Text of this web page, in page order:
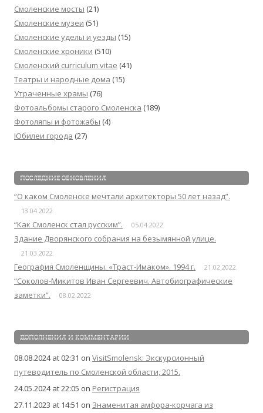
Смоленские мосты (21)
Смоленские музеи (51)
Смоленские уделы и уезды (15)
Смоленские хроники (510)
Смоленский сurriculum vitae (41)
Театры и народные дома (15)
Утраченные храмы (76)
Фотоальбомы старого Смоленска (189)
Фотоляпы и фотожабы (4)
Юбилеи города (27)
ПОСЛЕДНИЕ ОБНОВЛЕНИЯ
“О каком Смоленске мечтали архитекторы 50 лет назад”.
13.04.2022
“Как Смоленск стал русским”. 05.04.2022
Здание Дворянского собрания на безымянной улице.
21.03.2022
География Смоленщины. «Траст-Имаком». 1994 г. 21.02.2022
“Соколов-Микитов Иван Сергеевич. Автобиографические
заметки”.
08.02.2022
ДОПОЛНЕНИЯ И КОММЕНТАРИИ
08.08.2024 at 02:31 on VisitSmolensk: Экскурсионный
путеводитель по Смоленской области, 2015.
24.05.2024 at 22:05 on Регистрация
27.11.2023 at 14:51 on Знаменитая амфора-корчага из